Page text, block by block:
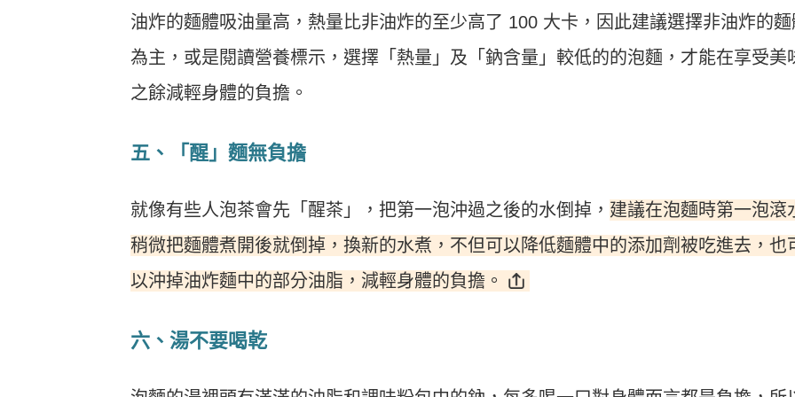
油炸的麵體吸油量高，熱量比非油炸的至少高了 100 大卡，因此建議選擇非油炸的麵
為主，或是閱讀營養標示，選擇「熱量」及「鈉含量」較低的的泡麵，才能在享受美
之餘減輕身體的負擔。
五、「醒」麵無負擔
就像有些人泡茶會先「醒茶」，把第一泡沖過之後的水倒掉， 建議在泡麵時第一泡滾
稍微把麵體煮開後就倒掉，換新的水煮，不但可以降低麵體中的添加劑被吃進去，也
以沖掉油炸麵中的部分油脂，減輕身體的負擔。
六、湯不要喝乾